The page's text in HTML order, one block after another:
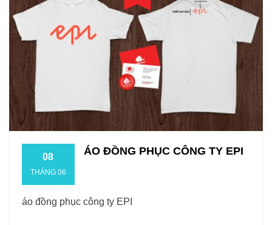
08
THÁNG 06
ÁO ĐỒNG PHỤC CÔNG TY EPI
áo đồng phục công ty EPI